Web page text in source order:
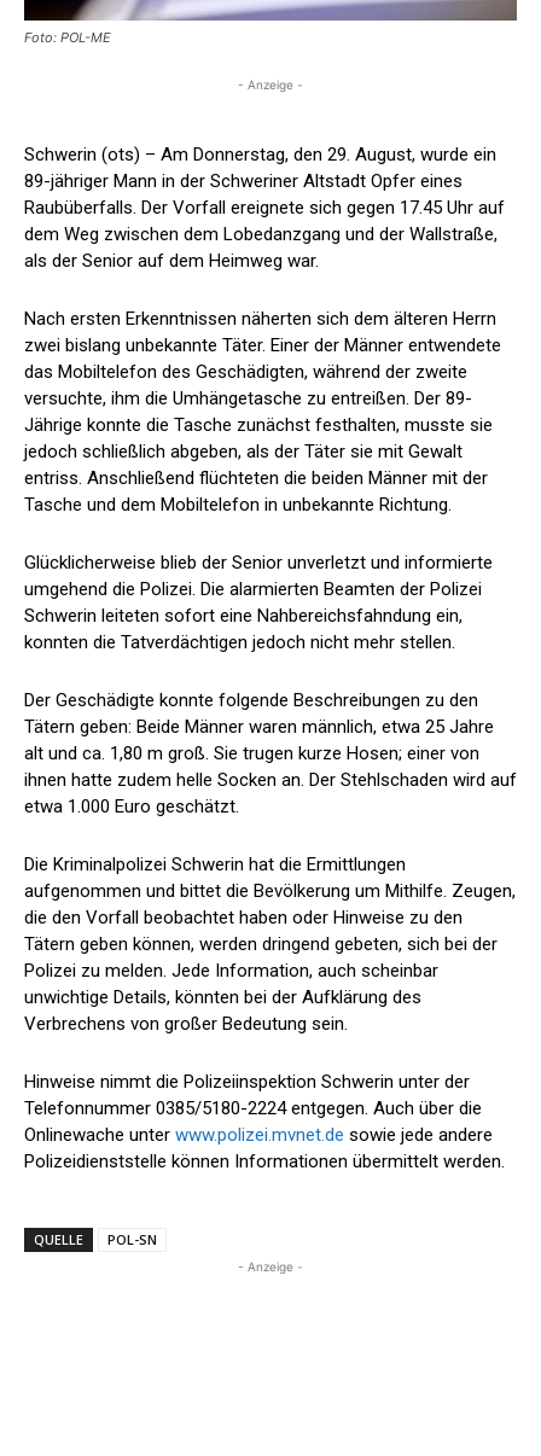
Foto: POL-ME
- Anzeige -
Schwerin (ots) – Am Donnerstag, den 29. August, wurde ein
89-jähriger Mann in der Schweriner Altstadt Opfer eines
Raubüberfalls. Der Vorfall ereignete sich gegen 17.45 Uhr auf
dem Weg zwischen dem Lobedanzgang und der Wallstraße,
als der Senior auf dem Heimweg war.
Nach ersten Erkenntnissen näherten sich dem älteren Herrn
zwei bislang unbekannte Täter. Einer der Männer entwendete
das Mobiltelefon des Geschädigten, während der zweite
versuchte, ihm die Umhängetasche zu entreißen. Der 89-
Jährige konnte die Tasche zunächst festhalten, musste sie
jedoch schließlich abgeben, als der Täter sie mit Gewalt
entriss. Anschließend flüchteten die beiden Männer mit der
Tasche und dem Mobiltelefon in unbekannte Richtung.
Glücklicherweise blieb der Senior unverletzt und informierte
umgehend die Polizei. Die alarmierten Beamten der Polizei
Schwerin leiteten sofort eine Nahbereichsfahndung ein,
konnten die Tatverdächtigen jedoch nicht mehr stellen.
Der Geschädigte konnte folgende Beschreibungen zu den
Tätern geben: Beide Männer waren männlich, etwa 25 Jahre
alt und ca. 1,80 m groß. Sie trugen kurze Hosen; einer von
ihnen hatte zudem helle Socken an. Der Stehlschaden wird auf
etwa 1.000 Euro geschätzt.
Die Kriminalpolizei Schwerin hat die Ermittlungen
aufgenommen und bittet die Bevölkerung um Mithilfe. Zeugen,
die den Vorfall beobachtet haben oder Hinweise zu den
Tätern geben können, werden dringend gebeten, sich bei der
Polizei zu melden. Jede Information, auch scheinbar
unwichtige Details, könnten bei der Aufklärung des
Verbrechens von großer Bedeutung sein.
Hinweise nimmt die Polizeiinspektion Schwerin unter der
Telefonnummer 0385/5180-2224 entgegen. Auch über die
Onlinewache unter www.polizei.mvnet.de sowie jede andere
Polizeidienststelle können Informationen übermittelt werden.
QUELLE POL-SN
- Anzeige -